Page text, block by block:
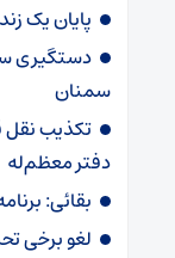
پایان یک
دستگیری
سمنان
تکذیب نقل
دفتر معظم‌له
بقائی:
لغو برخی